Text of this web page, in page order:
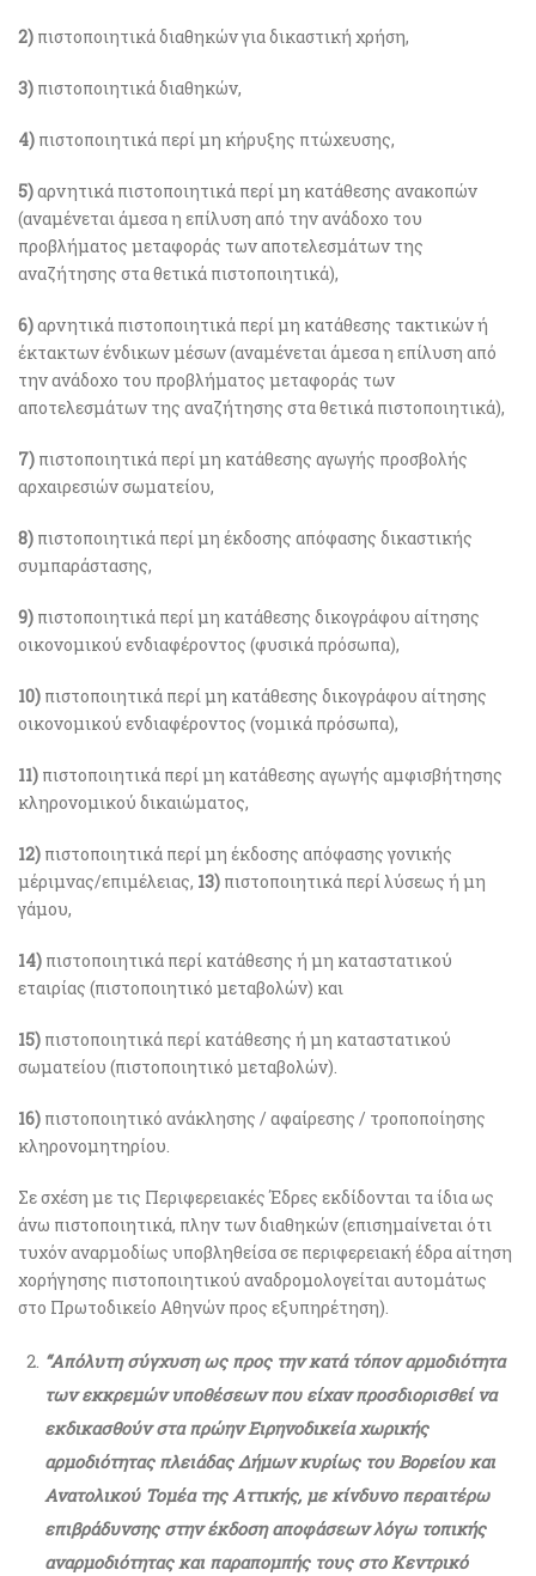
2) πιστοποιητικά διαθηκών για δικαστική χρήση,
3) πιστοποιητικά διαθηκών,
4) πιστοποιητικά περί μη κήρυξης πτώχευσης,
5)αρνητικά πιστοποιητικά περί μη κατάθεσης ανακοπών
(αναμένεται άμεσα η επίλυση από την ανάδοχο του
προβλήματος μεταφοράς των αποτελεσμάτων της
αναζήτησης στα θετικά πιστοποιητικά),
6)αρνητικά πιστοποιητικά περί μη κατάθεσης τακτικών ή
έκτακτων ένδικων μέσων (αναμένεται άμεσα η επίλυση από
την ανάδοχο του προβλήματος μεταφοράς των
αποτελεσμάτων της αναζήτησης στα θετικά πιστοποιητικά),
7) πιστοποιητικά περί μη κατάθεσης αγωγής προσβολής
αρχαιρεσιών σωματείου,
8) πιστοποιητικά περί μη έκδοσης απόφασης δικαστικής
συμπαράστασης,
9) πιστοποιητικά περί μη κατάθεσης δικογράφου αίτησης
οικονομικού ενδιαφέροντος (φυσικά πρόσωπα),
10) πιστοποιητικά περί μη κατάθεσης δικογράφου αίτησης
οικονομικού ενδιαφέροντος (νομικά πρόσωπα),
11) πιστοποιητικά περί μη κατάθεσης αγωγής αμφισβήτησης
κληρονομικού δικαιώματος,
12) πιστοποιητικά περί μη έκδοσης απόφασης γονικής
μέριμνας/επιμέλειας, 13) πιστοποιητικά περί λύσεως ή μη
γάμου,
14) πιστοποιητικά περί κατάθεσης ή μη καταστατικού
εταιρίας (πιστοποιητικό μεταβολών) και
15) πιστοποιητικά περί κατάθεσης ή μη καταστατικού
σωματείου (πιστοποιητικό μεταβολών).
16) πιστοποιητικό ανάκλησης / αφαίρεσης / τροποποίησης
κληρονομητηρίου.
Σε σχέση με τις Περιφερειακές Έδρες εκδίδονται τα ίδια ως
άνω πιστοποιητικά, πλην των διαθηκών (επισημαίνεται ότι
τυχόν αναρμοδίως υποβληθείσα σε περιφερειακή έδρα αίτηση
χορήγησης πιστοποιητικού αναδρομολογείται αυτομάτως
στο Πρωτοδικείο Αθηνών προς εξυπηρέτηση).
“Απόλυτη σύγχυση ως προς την κατά τόπον αρμοδιότητα
των εκκρεμών υποθέσεων που είχαν προσδιορισθεί να
εκδικασθούν στα πρώην Ειρηνοδικεία χωρικής
αρμοδιότητας πλειάδας Δήμων κυρίως του Βορείου και
Ανατολικού Τομέα της Αττικής, με κίνδυνο περαιτέρω
επιβράδυνσης στην έκδοση αποφάσεων λόγω τοπικής
αναρμοδιότητας και παραπομπής τους στο Κεντρικό